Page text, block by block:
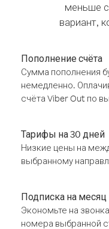
меньше
вариант,
Пополнение счёта
Сумма пополнения
немедленно.
счёта Viber Out по
Тарифы на 30 дней
Низкие цены на
выбранному
Подписка на месяц
Экономьте на
номера выбранной